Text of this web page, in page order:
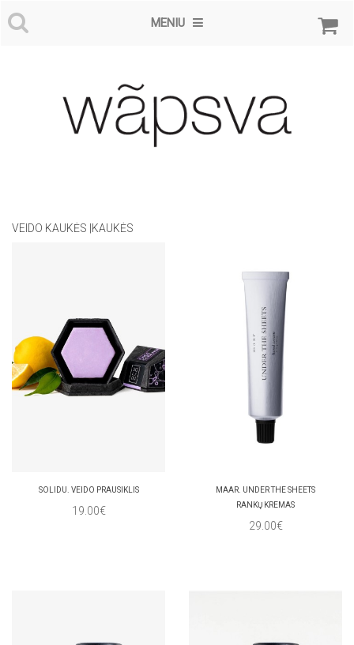
MENIU
VEIDO KAUKĖS |KAUKĖS
SOLIDU. VEIDO PRAUSIKLIS
19.00€
MAAR. UNDER THE SHEETS
RANKŲ KREMAS
29.00€